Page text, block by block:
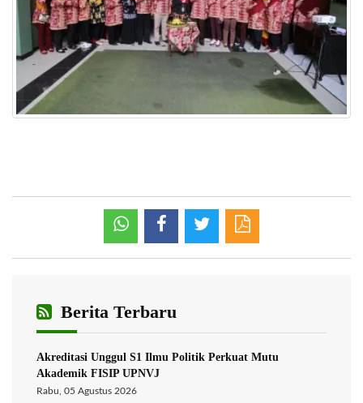
Berita Terbaru
Akreditasi Unggul S1 Ilmu Politik Perkuat Mutu
Akademik FISIP UPNVJ
Rabu, 05 Agustus 2026